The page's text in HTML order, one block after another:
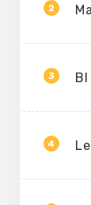
2
3
4